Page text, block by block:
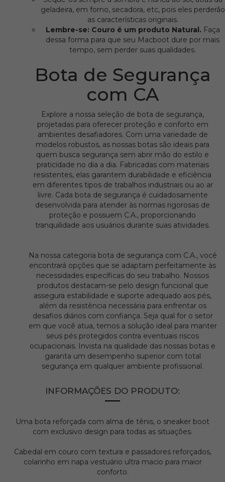
geladeira, em forno, secadora, etc, pois eles perderão
as características originais.
Lembre-se: Couro é um produto Natural. Faça
dessa forma para que seu Macboot dure por mais
tempo, sem perder suas qualidades.
Bota de Segurança
com CA
Explore a nossa seleção de bota de segurança,
projetadas para oferecer proteção e conforto em
ambientes desafiadores. Com uma variedade de
modelos robustos, as nossas botas são ideais para
quem busca segurança sem abrir mão do estilo e
praticidade no dia a dia. Fabricadas com materiais
resistentes, elas garantem durabilidade e eficiência
em diferentes tipos de trabalhos industriais ou ao ar
livre. Cada bota de segurança é cuidadosamente
desenvolvida para atender às normas rigorosas de
proteção e possuem C.A., proporcionando
tranquilidade aos usuários durante suas atividades.
Na nossa categoria bota de segurança com C.A., você
encontrará opções que se adaptam perfeitamente às
necessidades específicas do seu trabalho. Nossos
produtos destacam-se pelo design funcional que
assegura estabilidade e suporte adequado aos pés,
além da resistência necessária para enfrentar os
desafios diários com confiança. Seja qual for o setor
em que você atua, temos a solução ideal para manter
seus pés protegidos contra eventuais riscos
ocupacionais. Invista na qualidade das nossas botas e
garanta um desempenho superior com total
segurança em qualquer ambiente profissional.
INFORMAÇÕES DO PRODUTO:
Uma bota reforçada com alma de tênis, o sneaker boot
com exclusivo design para todas as situações.
Cabedal em couro com textura e passadores reforçados,
colarinho em napa vestuário ultra macio para maior
conforto.